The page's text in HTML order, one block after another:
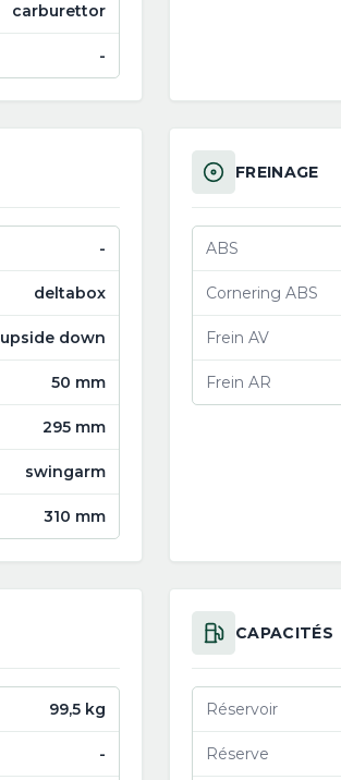
carburettor
-
-
deltabox
upside down
50 mm
295 mm
swingarm
310 mm
FREINAGE
ABS
Cornering ABS
Frein AV
Frein AR
99,5 kg
-
CAPACITÉS
Réservoir
Réserve